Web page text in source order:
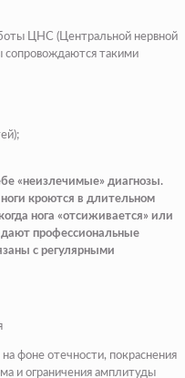
ЦНС (Центральной нервной
сопровождаются такими
«неизлечимые» диагнозы.
кроются в длительном
нога «отсиживается» или
профессиональные
с регулярными
фоне отечности, покраснения
и ограничения амплитуды